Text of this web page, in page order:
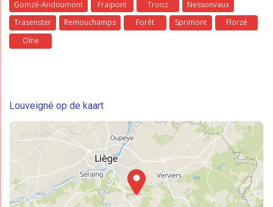
Gomzé-Andoumont Fraipont Trooz
Nessonvaux
Trasenster
Remouchamps Forêt Sprimont
Florzé
Olne
Louveigné op de kaart